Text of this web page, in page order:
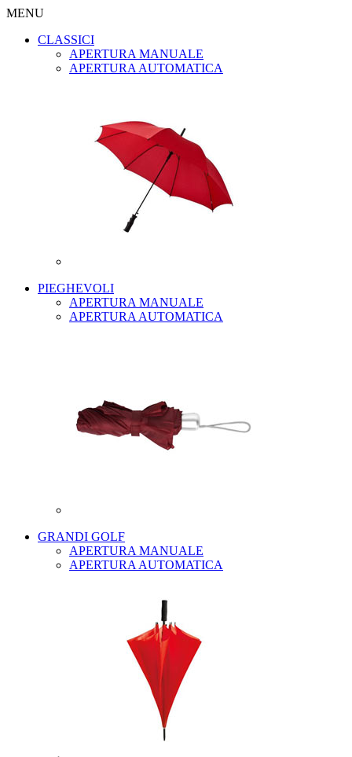
MENU
CLASSICI
APERTURA MANUALE
APERTURA AUTOMATICA
PIEGHEVOLI
APERTURA MANUALE
APERTURA AUTOMATICA
GRANDI GOLF
APERTURA MANUALE
APERTURA AUTOMATICA